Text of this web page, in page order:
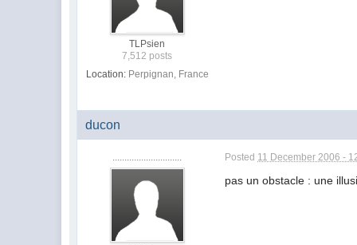
TLPsien
7,512 posts
Location: Perpignan, France
ducon
............................. Posted 11 December 2006 -
pas un obstacle : une